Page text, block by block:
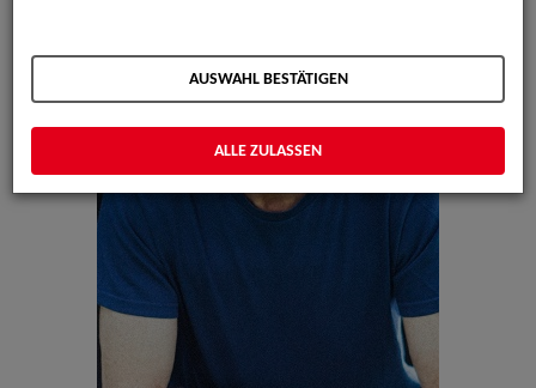
AUSWAHL BESTÄTIGEN
ALLE ZULASSEN